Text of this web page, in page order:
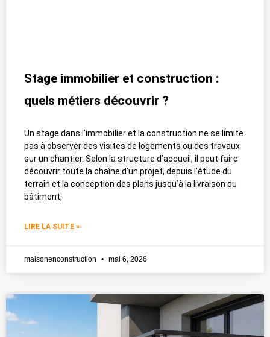
Stage immobilier et construction :
quels métiers découvrir ?
Un stage dans l’immobilier et la construction ne se limite
pas à observer des visites de logements ou des travaux
sur un chantier. Selon la structure d’accueil, il peut faire
découvrir toute la chaîne d’un projet, depuis l’étude du
terrain et la conception des plans jusqu’à la livraison du
bâtiment,
LIRE LA SUITE »
maisonenconstruction mai 6, 2026